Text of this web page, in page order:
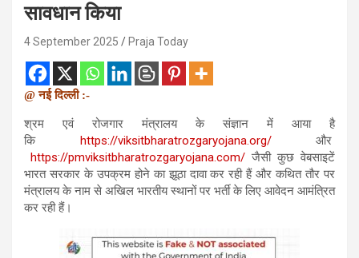
सावधान किया
4 September 2025 Praja Today
@ नई दिल्ली :-
श्रम एवं रोजगार मंत्रालय के संज्ञान में आया है
कि https://viksitbharatrozgaryojana.org/और
https://pmviksitbharatrozgaryojana.com/ जैसी कुछ वेबसाइटें
भारत सरकार के उपक्रम होने का झूठा दावा कर रही हैं और कथित तौर पर
मंत्रालय के नाम से अखिल भारतीय स्थानों पर भर्ती के लिए आवेदन आमंत्रित
कर रही हैं।